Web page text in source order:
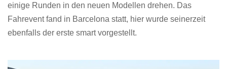
einige Runden in den neuen Modellen drehen. Das
Fahrevent fand in Barcelona statt, hier wurde seinerzeit
ebenfalls der erste smart vorgestellt.